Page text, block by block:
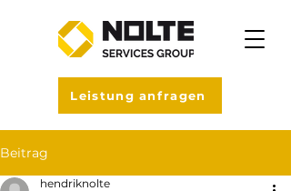
Leistung anfragen
Beitrag
hendriknolte